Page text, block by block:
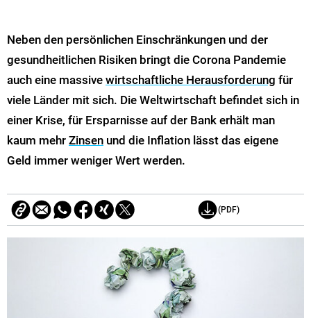
Neben den persönlichen Einschränkungen und der
gesundheitlichen Risiken bringt die Corona Pandemie
auch eine massive wirtschaftliche Herausforderung für
viele Länder mit sich. Die Weltwirtschaft befindet sich in
einer Krise, für Ersparnisse auf der Bank erhält man
kaum mehr Zinsen und die Inflation lässt das eigene
Geld immer weniger Wert werden.
(PDF)